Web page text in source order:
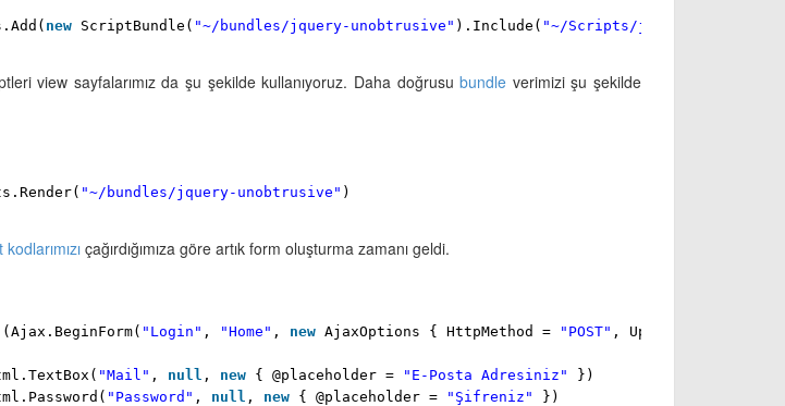
new ScriptBundle( "~/bundles/jquery-unobtrusive" ).Include( "~/Scripts/
view sayfalarımız da şu şekilde kullanıyoruz. Daha doğrusubundle verimizi şu şekilde
"~/bundles/jquery-unobtrusive" )
çağırdığımıza göre artık form oluşturma zamanı geldi.
(Ajax.BeginForm( "Login" , "Home" , new AjaxOptions { HttpMethod = "POST" , UpdateTargetId =
"Mail" , null , new { @placeholder = "E-Posta Adresiniz"
})
"Password" , null , new { @placeholder = "Şifreniz"
})